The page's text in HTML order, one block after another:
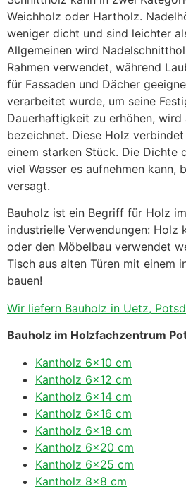
Weichholz oder Hartholz.
weniger dicht und sind leichter
Allgemeinen wird
Rahmen verwendet, während
für Fassaden und Dächer
verarbeitet wurde, um seine
Dauerhaftigkeit zu erhöhen, wird
bezeichnet. Diese Holz
einem starken Stück. Die Dichte
viel Wasser es aufnehmen kann,
versagt.
Bauholz ist ein Begriff für Holz
industrielle Verwendungen: Holz
oder den Möbelbau verwendet
Tisch aus alten Türen mit einem
bauen!
Wir liefern Bauholz in Uetz,
Bauholz im Holzfachzentrum
Kantholz 6×10 cm
Kantholz 6×12 cm
Kantholz 6×14 cm
Kantholz 6×16 cm
Kantholz 6×18 cm
Kantholz 6×20 cm
Kantholz 6×25 cm
Kantholz 8×8 cm